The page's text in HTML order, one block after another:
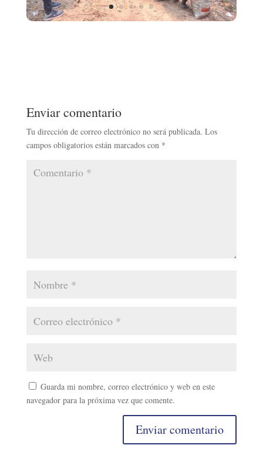
Enviar comentario
Tu dirección de correo electrónico no será publicada. Los
campos obligatorios están marcados con *
Guarda mi nombre, correo electrónico y web en este
navegador para la próxima vez que comente.